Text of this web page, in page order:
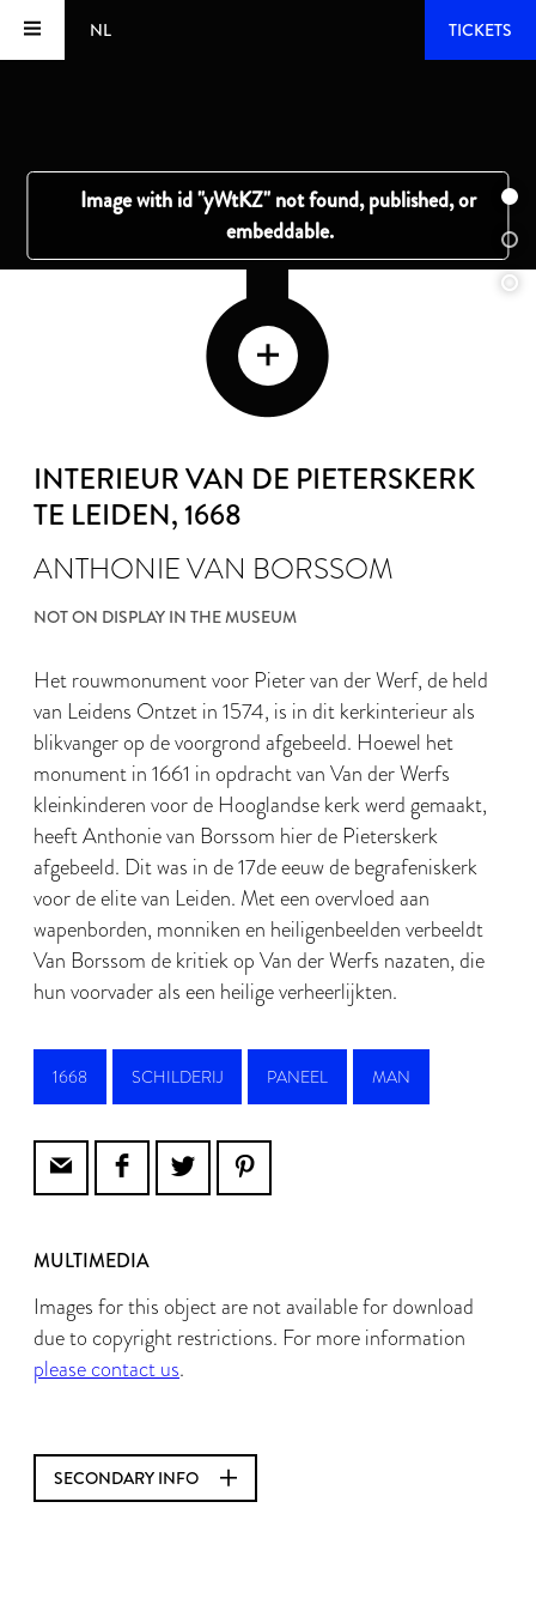
NL TICKETS
INTERIEUR VAN DE PIETERSKERK
TE LEIDEN, 1668
ANTHONIE VAN BORSSOM
NOT ON DISPLAY IN THE MUSEUM
Het rouwmonument voor Pieter van der Werf, de held
van Leidens Ontzet in 1574, is in dit kerkinterieur als
blikvanger op de voorgrond afgebeeld. Hoewel het
monument in 1661 in opdracht van Van der Werfs
kleinkinderen voor de Hooglandse kerk werd gemaakt,
heeft Anthonie van Borssom hier de Pieterskerk
afgebeeld. Dit was in de 17de eeuw de begrafeniskerk
voor de elite van Leiden. Met een overvloed aan
wapenborden, monniken en heiligenbeelden verbeeldt
Van Borssom de kritiek op Van der Werfs nazaten, die
hun voorvader als een heilige verheerlijkten.
1668 SCHILDERIJ PANEEL MAN
MULTIMEDIA
Images for this object are not available for download
due to copyright restrictions. For more information
please contact us.
SECONDARY INFO